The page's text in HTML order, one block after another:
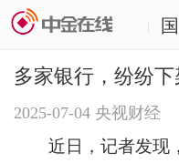
多家银行，纷纷下
2025-07-04 央视财经
近日，记者发现